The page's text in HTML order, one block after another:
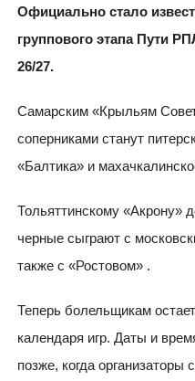
Официально стало
группового этапа Пути
26/27.
Самарским «Крыльям
соперниками станут
«Балтика» и
Тольяттинскому «Акрону»
черные сыграют с
также с «Ростовом» .
Теперь болельщикам
календаря игр. Даты и
позже, когда организаторы